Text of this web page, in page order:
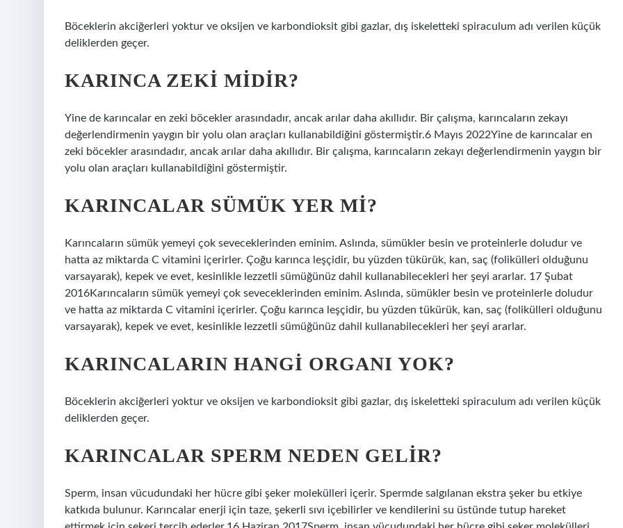
Böceklerin akciğerleri yoktur ve oksijen ve karbondioksit gibi gazlar, dış iskeletteki spiraculum adı verilen küçük
deliklerden geçer.
KARINCA ZEKI MIDIR?
Yine de karıncalar en zeki böcekler arasındadır, ancak arılar daha akıllıdır. Bir çalışma, karıncaların zekayı
değerlendirmenin yaygın bir yolu olan araçları kullanabildiğini göstermiştir.6 Mayıs 2022Yine de karıncalar en
zeki böcekler arasındadır, ancak arılar daha akıllıdır. Bir çalışma, karıncaların zekayı değerlendirmenin yaygın bir
yolu olan araçları kullanabildiğini göstermiştir.
KARINCALAR SÜMÜK YER MI?
Karıncaların sümük yemeyi çok seveceklerinden eminim. Aslında, sümükler besin ve proteinlerle doludur ve
hatta az miktarda C vitamini içerirler. Çoğu karınca leşçidir, bu yüzden tükürük, kan, saç (folikülleri olduğunu
varsayarak), kepek ve evet, kesinlikle lezzetli sümüğünüz dahil kullanabilecekleri her şeyi ararlar. 17 Şubat
2016Karıncaların sümük yemeyi çok seveceklerinden eminim. Aslında, sümükler besin ve proteinlerle doludur
ve hatta az miktarda C vitamini içerirler. Çoğu karınca leşçidir, bu yüzden tükürük, kan, saç (folikülleri olduğunu
varsayarak), kepek ve evet, kesinlikle lezzetli sümüğünüz dahil kullanabilecekleri her şeyi ararlar.
KARINCALARIN HANGI ORGANI YOK?
Böceklerin akciğerleri yoktur ve oksijen ve karbondioksit gibi gazlar, dış iskeletteki spiraculum adı verilen küçük
deliklerden geçer.
KARINCALAR SPERM NEDEN GELIR?
Sperm, insan vücudundaki her hücre gibi şeker molekülleri içerir. Spermde salgılanan ekstra şeker bu etkiye
katkıda bulunur. Karıncalar enerji için taze, şekerli sıvı içebilirler ve kendilerini su üstünde tutup hareket